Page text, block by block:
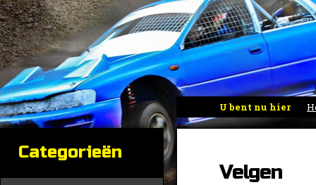
U bent nu hier
Categorieën
Velgen